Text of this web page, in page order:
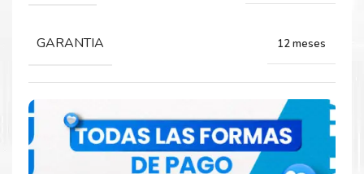
GARANTIA 12 meses